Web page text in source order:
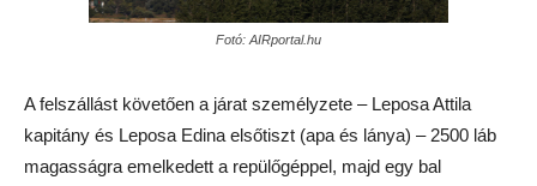
Fotó: AIRportal.hu
A felszállást követően a járat személyzete – Leposa Attila
kapitány és Leposa Edina elsőtiszt (apa és lánya) – 2500 láb
magasságra emelkedett a repülőgéppel, majd egy bal